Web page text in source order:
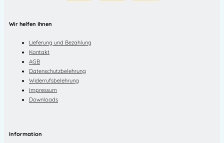
Wir helfen Ihnen
Lieferung und Bezahlung
Kontakt
AGB
Datenschutzbelehrung
Widerrufsbelehrung
Impressum
Downloads
Information